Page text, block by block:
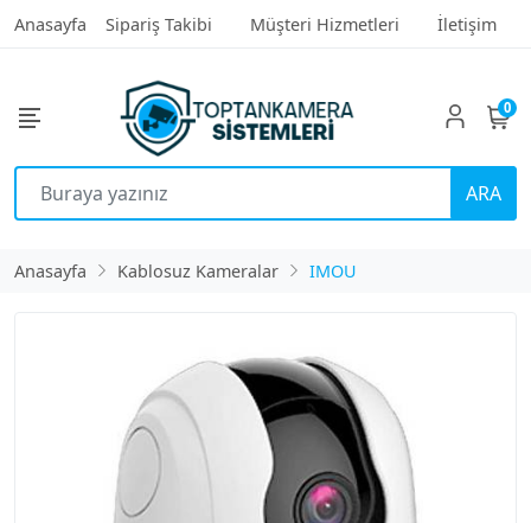
Anasayfa Sipariş Takibi Müşteri Hizmetleri İletişim
ARA
0
Anasayfa Kablosuz Kameralar IMOU